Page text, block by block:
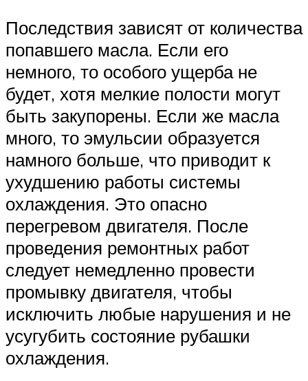
Последствия зависят от количества
попавшего масла. Если его
немного, то особого ущерба не
будет, хотя мелкие полости могут
быть закупорены. Если же масла
много, то эмульсии образуется
намного больше, что приводит к
ухудшению работы системы
охлаждения. Это опасно
перегревом двигателя. После
проведения ремонтных работ
следует немедленно провести
промывку двигателя, чтобы
исключить любые нарушения и не
усугубить состояние рубашки
охлаждения.